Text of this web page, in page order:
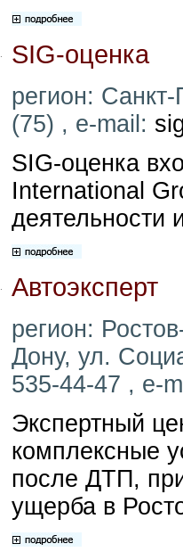
SIG-оценка
регион:
(75) , e-mail:
SIG-оценка
International
деятельности
Автоэксперт
регион:
Дону, ул.
535-44-47 , e-
Экспертный
комплексные
после ДТП,
ущерба в